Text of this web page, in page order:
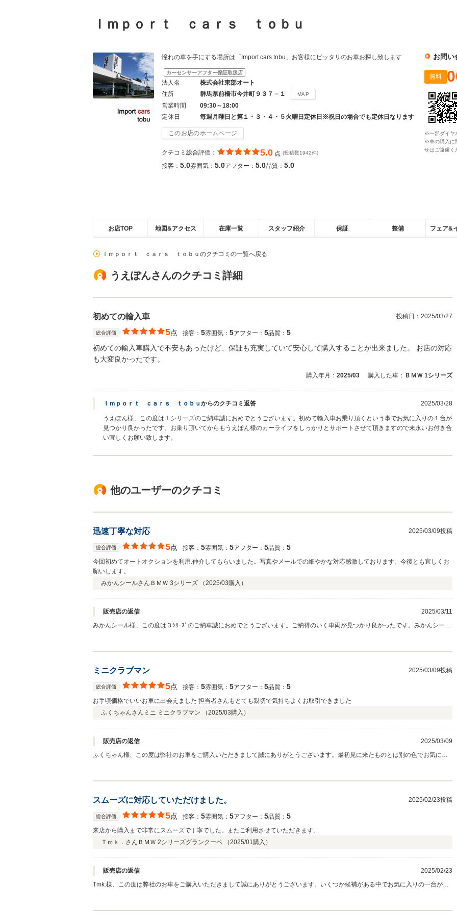
Ｉｍｐｏｒｔ ｃａｒｓ ｔｏｂｕ
憧れの車を手にする場所は「Import cars tobu」お客様にピッタリのお車お探し致します
カーセンサーアフター保証取扱店
法人名
株式会社東部オート
住所
群馬県前橋市今井町９３７－１ MAP
営業時間
09:30～18:00
定休日
毎週月曜日と第１・３・４・５火曜日定休日※祝日の場合でも定休日なります
このお店のホームページ
クチコミ総合評価： 5.0 点 (投稿数1942件)
接客： 5.0雰囲気： 5.0アフター： 5.0品質： 5.0
お問い
無料
※一部ダイヤ
※車の購入に
せはご遠慮く
お店TOP 地図&アクセス 在庫一覧 スタッフ紹介 保証 整備 フェア&
Ｉｍｐｏｒｔ ｃａｒｓ ｔｏｂｕのクチコミの一覧へ戻る
うえぽんさんのクチコミ詳細
初めての輸入車 投稿日： 2025/03/27
総合評価 5点 接客： 5雰囲気： 5アフター： 5品質： 5
初めての輸入車購入で不安もあったけど、保証も充実していて安心して購入することが出来ました。 お店の対応
も大変良かったです。
購入年月： 2025/03 購入した車： ＢＭＷ 1シリーズ
Ｉｍｐｏｒｔ ｃａｒｓ ｔｏｂｕ からのクチコミ返答 2025/03/28
うえぽん様、この度は１シリーズのご納車誠におめでとうございます。初めて輸入車お乗り頂くという事でお気に入りの１台が
見つかり良かったです。お乗り頂いてからもうえぽん様のカーライフをしっかりとサポートさせて頂きますので末永いお付き合
い宜しくお願い致します。
他のユーザーのクチコミ
迅速丁寧な対応 2025/03/09投稿
総合評価 5点 接客： 5雰囲気： 5アフター： 5品質： 5
今回初めてオートオクションを利用.仲介してもらいました。写真やメールでの細やかな対応感激しております。今後とも宜しくお
願いします。
みかんシールさん ＢＭＷ 3シリーズ （2025/03購入）
販売店の返信
2025/03/11
みかんシール様、この度は３ｼﾘｰｽﾞのご納車誠におめでとうございます。ご納得のいく車両が見つかり良かったです。みかんシール
ミニクラブマン 2025/03/09投稿
総合評価 5点 接客： 5雰囲気： 5アフター： 5品質： 5
お手頃価格でいいお車に出会えました 担当者さんもとても親切で気持ちよくお取引できました
ふくちゃんさん ミニ ミニクラブマン （2025/03購入）
販売店の返信
2025/03/09
ふくちゃん様、この度は弊社のお車をご購入いただきまして誠にありがとうございます。最初見に来たものとは別の色でお気に入
スムーズに対応していただけました。 2025/02/23投稿
総合評価 5点 接客： 5雰囲気： 5アフター： 5品質： 5
来店から購入まで非常にスムーズで丁寧でした。またご利用させていただきます。
Ｔｍｋ．さん ＢＭＷ 2シリーズグランクーペ （2025/01購入）
販売店の返信
2025/02/23
Tmk.様、この度は弊社のお車をご購入いただきまして誠にありがとうございます。いくつか候補がある中でお気に入りの一台が見